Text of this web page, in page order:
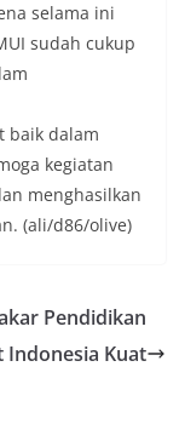
selama ini
sudah cukup
baik dalam
kegiatan
menghasilkan
(ali/d86/olive)
Pendidikan
Indonesia Kuat